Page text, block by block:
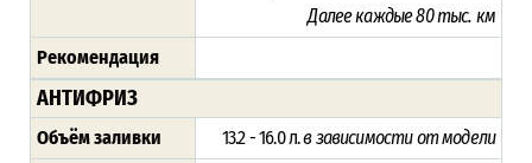
Далее каждые 80 тыс. км
Рекомендация
АНТИФРИЗ
Объём заливки 13.2 - 16.0 л.в зависимости от модели